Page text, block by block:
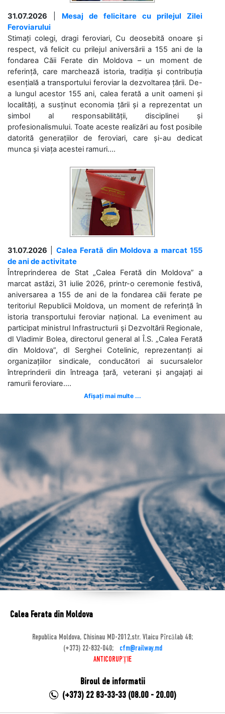
31.07.2026
Mesaj de felicitare cu prilejul Zilei
Feroviarului
Stimați colegi, dragi feroviari, Cu deosebită onoare și
respect, vă felicit cu prilejul aniversării a 155 ani de la
fondarea Căii Ferate din Moldova – un moment de
referință, care marchează istoria, tradiția și contribuția
esențială a transportului feroviar la dezvoltarea țării. De-
a lungul acestor 155 ani, calea ferată a unit oameni și
localități, a susținut economia țării și a reprezentat un
simbol al responsabilității, disciplinei și
profesionalismului. Toate aceste realizări au fost posibile
datorită generațiilor de feroviari, care și-au dedicat
munca și viața acestei ramuri....
31.07.2026
Calea Ferată din Moldova a marcat 155
de ani de activitate
Întreprinderea de Stat „Calea Ferată din Moldova” a
marcat astăzi, 31 iulie 2026, printr-o ceremonie festivă,
aniversarea a 155 de ani de la fondarea căii ferate pe
teritoriul Republicii Moldova, un moment de referință în
istoria transportului feroviar național. La eveniment au
participat ministrul Infrastructurii și Dezvoltării Regionale,
dl Vladimir Bolea, directorul general al Î.S. „Calea Ferată
din Moldova”, dl Serghei Cotelinic, reprezentanți ai
organizațiilor sindicale, conducători ai sucursalelor
întreprinderii din întreaga țară, veterani și angajați ai
ramurii feroviare....
Afișați mai multe ...
Calea Ferata din Moldova
Republica Moldova, Chisinau MD-2012,str. Vlaicu Pîrcălab 48;
(+373) 22-832-040;
cfm@railway.md
ANTICORUPȚIE
Biroul de informatii
(+373) 22 83-33-33 (08.00 - 20.00)